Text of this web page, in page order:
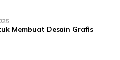
Membuat Desain Grafis